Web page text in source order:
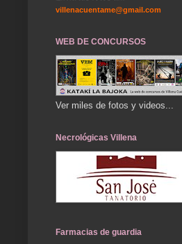
villenacuentame@gmail.com
WEB DE CONCURSOS
Ver miles de fotos y videos...
Necrológicas Villena
Farmacias de guardia